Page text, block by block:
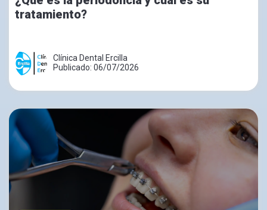
tratamiento?
Clínica Dental Ercilla
Publicado: 06/07/2026